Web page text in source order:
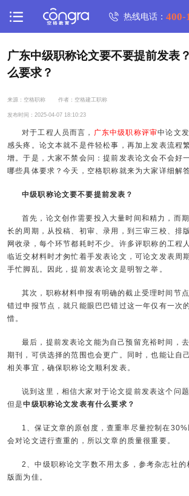
热线电话：400-
广东中级职称论文要不要提前发表
么要求？
来源：空格职称 作者：空格建工职称
发布时间：2025-04-07 18:10:23
对于工程人员而言， 广东中级职称评审中论文
感头疼。论文本就不是件轻松事，再加上发表流程
增。于是，大家不禁会问：提前发表论文会不会好
哪些具体要求？今天，空格职称就来为大家详细解
中级职称论文要不要提前发表？
首先，论文创作需要投入大量时间和精力，而
长的周期，从投稿、初审、录用，到三审三校、排
网收录，每个环节都耗时不少。许多评职称的工程
临近交材料时才匆忙着手发表论文，可论文发表周
手忙脚乱。因此，提前发表论文是明智之举。
其次，职称材料申报有明确的截止受理时间节
错过申报节点，就只能眼巴巴错过这一年仅有一次
惜。
最后，提前发表论文能为自己预留充裕时间，
期刊，可供选择的范围也会更广。同时，也能让自
相关事宜，确保职称论文顺利发表。
说到这里，相信大家对于论文提前发表这个问
但是中级职称论文发表有什么要求？
1、保证文章的原创度，查重率尽量控制在
会对论文进行查重的，所以文章的质量很重要。
2、中级职称论文字数不用太多，参考杂志社
版面为佳。